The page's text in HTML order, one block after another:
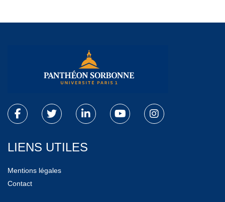
LIENS UTILES
Mentions légales
Contact